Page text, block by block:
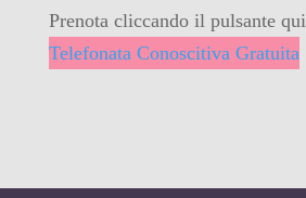
Prenota cliccando il pulsante
Telefonata Conoscitiva Gratuita